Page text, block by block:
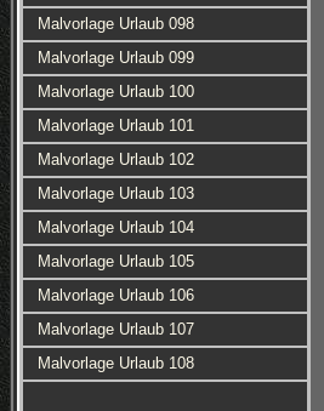
Malvorlage Urlaub 098
Malvorlage Urlaub 099
Malvorlage Urlaub 100
Malvorlage Urlaub 101
Malvorlage Urlaub 102
Malvorlage Urlaub 103
Malvorlage Urlaub 104
Malvorlage Urlaub 105
Malvorlage Urlaub 106
Malvorlage Urlaub 107
Malvorlage Urlaub 108